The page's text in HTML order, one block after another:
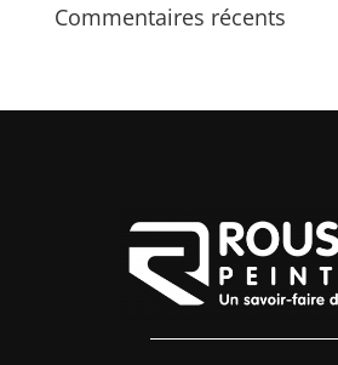
Commentaires récents